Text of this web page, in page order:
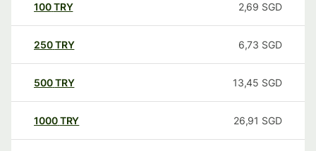
100TRY 2,69 SGD
250TRY 6,73 SGD
500TRY 13,45 SGD
1000TRY 26,91 SGD